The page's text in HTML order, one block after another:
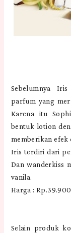
Sebelumnya
parfum yang
Karena itu
bentuk lotion
memberikan efek
Iris terdiri dari
Dan wanderkiss
vanila.
Harga :
Selain produk